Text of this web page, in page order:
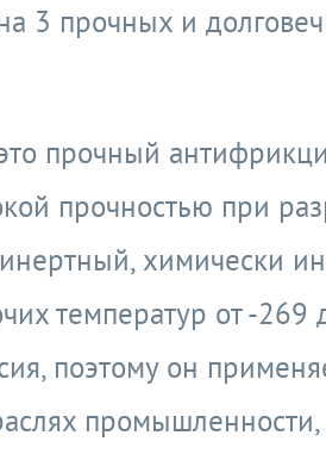
3 прочных и
прочный
прочностью при
химически
температур от -269
поэтому он